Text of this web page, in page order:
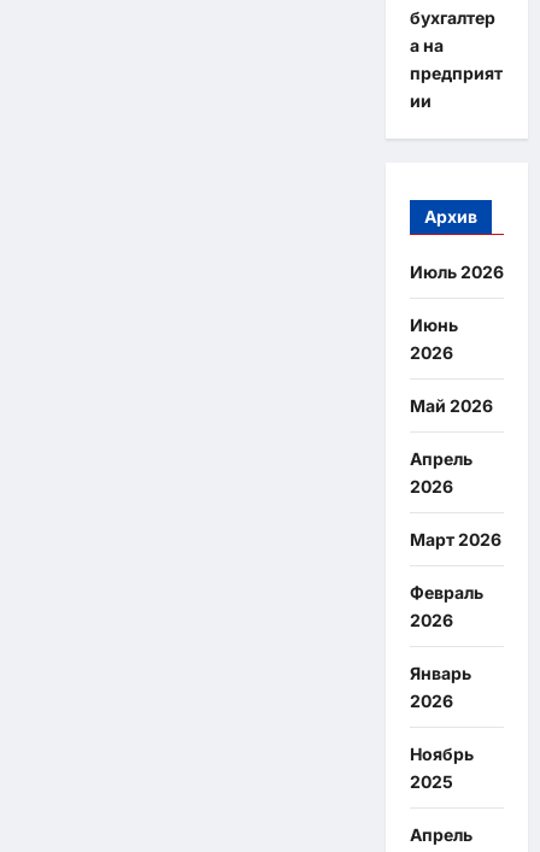
бухгалтер
а на
предприят
ии
Архив
Июль 2026
Июнь
2026
Май 2026
Апрель
2026
Март 2026
Февраль
2026
Январь
2026
Ноябрь
2025
Апрель